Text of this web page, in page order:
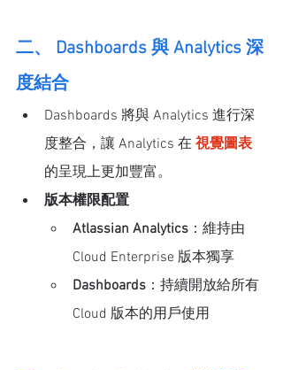
二、 Dashboards 與 Analytics 深
度結合
Dashboards 將與 Analytics 進行深
度整合，讓 Analytics 在 視覺圖表
的呈現上更加豐富。
版本權限配置
Atlassian Analytics ：維持由
Cloud Enterprise 版本獨享
Dashboards ：持續開放給所有
Cloud 版本的用戶使用